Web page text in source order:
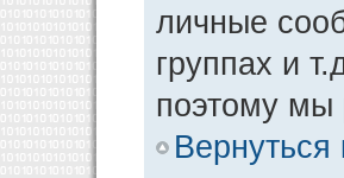
личные
группах и
поэтому мы
Вернуться